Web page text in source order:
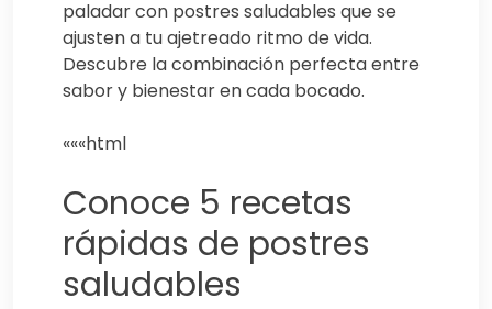
paladar con postres saludables que se
ajusten a tu ajetreado ritmo de vida.
Descubre la combinación perfecta entre
sabor y bienestar en cada bocado.
«««html
Conoce 5 recetas
rápidas de postres
saludables